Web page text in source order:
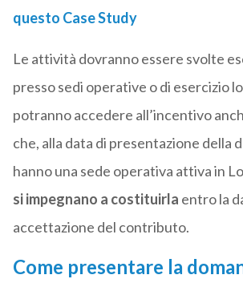
questo Case Study
Le attività dovranno essere svolte
presso sedi operative o di esercizio
potranno accedere all’incentivo
che, alla data di presentazione della
hanno una sede operativa attiva in
si impegnano a costituirla entro la
accettazione del contributo.
Come presentare la